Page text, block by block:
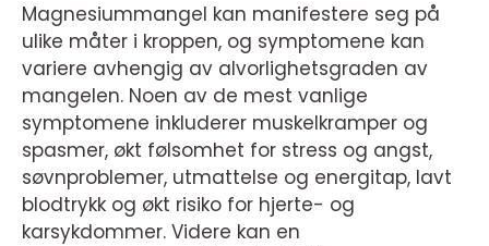
Magnesiummangel kan manifestere seg på
ulike måter i kroppen, og symptomene kan
variere avhengig av alvorlighetsgraden av
mangelen. Noen av de mest vanlige
symptomene inkluderer muskelkramper og
spasmer, økt følsomhet for stress og angst,
søvnproblemer, utmattelse og energitap, lavt
blodtrykk og økt risiko for hjerte- og
karsykdommer. Videre kan en